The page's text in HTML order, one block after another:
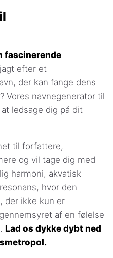
fascinerende
efter et
der kan fange dens
Vores navnegenerator til
ledsage dig på dit
til forfattere,
og vil tage dig med
harmoni, akvatisk
hvor den
der ikke kun er
af en følelse
Lad os dykke dybt ned